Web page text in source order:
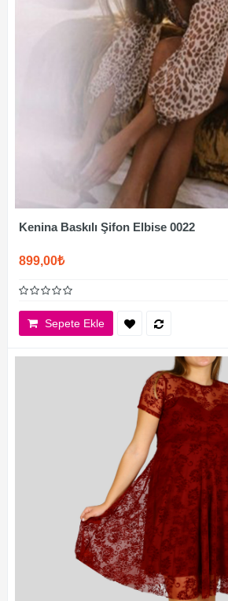
Kenina Baskılı Şifon Elbise 0022
899,00₺
Sepete Ekle